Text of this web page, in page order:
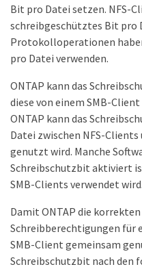
Bit pro Datei setzen. NFS-
schreibgeschütztes Bit pro
Protokolloperationen
pro Datei verwenden.
ONTAP kann das
diese von einem SMB-
ONTAP kann das
Datei zwischen NFS-
genutzt wird. Manche
Schreibschutzbit aktiviert
SMB-Clients verwendet wird.
Damit ONTAP die korrekten
Schreibberechtigungen für
SMB-Client gemeinsam
Schreibschutzbit nach den